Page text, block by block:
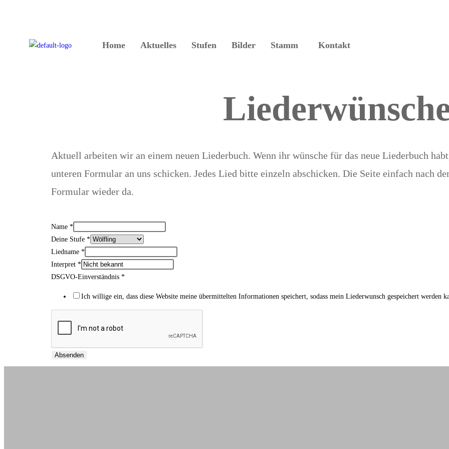
Home Aktuelles Stufen Bilder Stamm Kontakt
Aktuell arbeiten wir an einem neuen Liederbuch. Wenn ihr wünsche für das neue Liederbuch
unteren Formular an uns schicken. Jedes Lied bitte einzeln abschicken. Die Seite einfach nach
Formular wieder da.
Name *
Deine Stufe *
Liedname *
Interpret
Liedname
Interpret *
DSGVO-Einverständnis *
Ich willige ein, dass diese Website meine übermittelten Informationen speichert, sodass mein Liederwunsch gespeichert werden
Absenden